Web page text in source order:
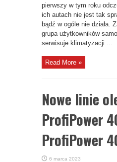
pierwszy w tym roku
ich autach nie jest tak
bądź w ogóle nie działa.
grupa użytkowników
serwisuje klimatyzacji ...
Read More »
Nowe linie
ProfiPower
ProfiPower
6 marca 2023